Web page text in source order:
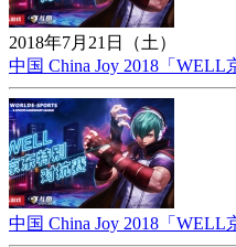
2018年7月21日（土）
中国 China Joy 2018「WELL
中国 China Joy 2018「WELL